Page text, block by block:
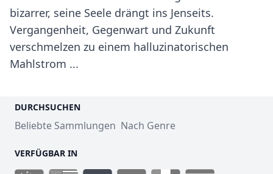
bizarrer, seine Seele drängt ins Jenseits.
Vergangenheit, Gegenwart und Zukunft
verschmelzen zu einem halluzinatorischen
Mahlstrom ...
DURCHSUCHEN
Beliebte Sammlungen Nach Genre
VERFÜGBAR IN